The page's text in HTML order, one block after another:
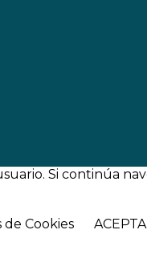
Si continúa
de Cookies